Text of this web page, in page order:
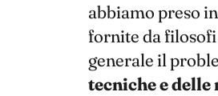
abbiamo preso
fornite da
generale il
tecniche e